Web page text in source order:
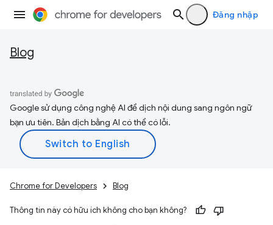
Đăng nhập
Blog
Google sử dụng công nghệ AI để dịch nội dung sang ngôn ngữ
bạn ưu tiên. Bản dịch bằng AI có thể có lỗi.
Chrome for Developers Blog
Thông tin này có hữu ích không cho bạn không?